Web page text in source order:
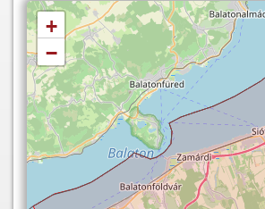
+
−